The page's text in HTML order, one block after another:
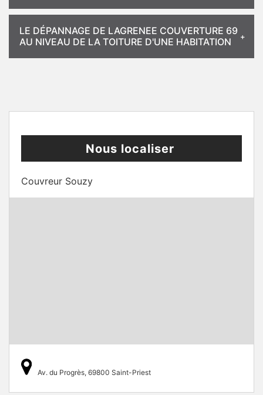
LE DÉPANNAGE DE LAGRENEE COUVERTURE 69
AU NIVEAU DE LA TOITURE D'UNE HABITATION
Nous localiser
Couvreur Souzy
Av. du Progrès, 69800 Saint-Priest